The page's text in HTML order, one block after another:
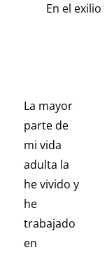
En el exilio
La mayor
parte de
mi vida
adulta la
he vivido y
he
trabajado
en